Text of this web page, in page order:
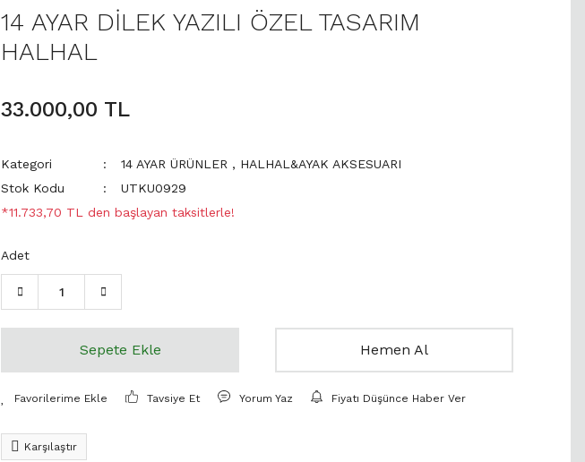
14 AYAR DİLEK YAZILI ÖZEL TASARIM
HALHAL
33.000,00 TL
Kategori 14 AYAR ÜRÜNLER , HALHAL&AYAK AKSESUARI
Stok Kodu
UTKU0929
*11.733,70 TL den başlayan taksitlerle!
Adet
Sepete Ekle Hemen Al
Tavsiye Et Yorum Yaz Fiyatı Düşünce Haber Ver
Karşılaştır